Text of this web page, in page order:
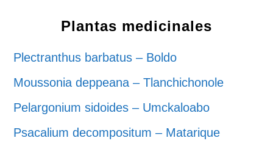
Plantas medicinales
Plectranthus barbatus – Boldo
Moussonia deppeana – Tlanchichonole
Pelargonium sidoides – Umckaloabo
Psacalium decompositum – Matarique